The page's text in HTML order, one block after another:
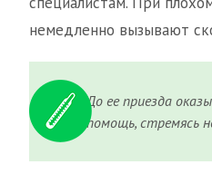
немедленно вызывают
До ее приезда
помощь, стремясь